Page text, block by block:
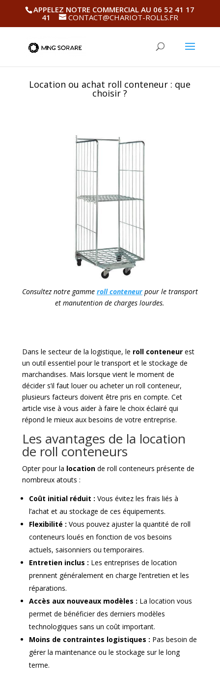
APPELEZ NOTRE COMMERCIAL AU 06 52 41 17
41
CONTACT@CHARIOT-ROLLS.FR
Location ou achat roll conteneur : que
choisir ?
Consultez notre gamme roll conteneurpour le transport
et manutention de charges lourdes.
Dans le secteur de la logistique, le roll conteneurest
un outil essentiel pour le transport et le stockage de
marchandises. Mais lorsque vient le moment de
décider s’il faut louer ou acheter un roll conteneur,
plusieurs facteurs doivent être pris en compte. Cet
article vise à vous aider à faire le choix éclairé qui
répond le mieux aux besoins de votre entreprise.
Les avantages de la location
de roll conteneurs
Opter pour la locationde roll conteneurs présente de
nombreux atouts :
Coût initial réduit : Vous évitez les frais liés à
l’achat et au stockage de ces équipements.
Flexibilité : Vous pouvez ajuster la quantité de roll
conteneurs loués en fonction de vos besoins
actuels, saisonniers ou temporaires.
Entretien inclus : Les entreprises de location
prennent généralement en charge l’entretien et les
réparations.
Accès aux nouveaux modèles : La location vous
permet de bénéficier des derniers modèles
technologiques sans un coût important.
Moins de contraintes logistiques : Pas besoin de
gérer la maintenance ou le stockage sur le long
terme.